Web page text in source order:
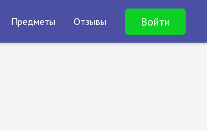
Предметы Отзывы Войти